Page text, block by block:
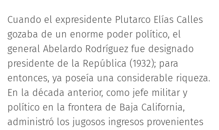
Cuando el expresidente Plutarco Elías Calles
gozaba de un enorme poder político, el
general Abelardo Rodríguez fue designado
presidente de la República (1932); para
entonces, ya poseía una considerable riqueza.
En la década anterior, como jefe militar y
político en la frontera de Baja California,
administró los jugosos ingresos provenientes